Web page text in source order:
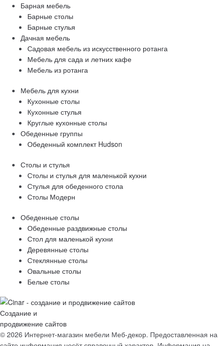
Барная мебель
Барные столы
Барные стулья
Дачная мебель
Садовая мебель из искусственного ротанга
Мебель для сада и летних кафе
Мебель из ротанга
Мебель для кухни
Кухонные столы
Кухонные стулья
Круглые кухонные столы
Обеденные группы
Обеденный комплект Hudson
Столы и стулья
Столы и стулья для маленькой кухни
Стулья для обеденного стола
Столы Модерн
Обеденные столы
Обеденные раздвижные столы
Стол для маленькой кухни
Деревянные столы
Стеклянные столы
Овальные столы
Белые столы
Создание и
продвижение сайтов
© 2026 Интернет-магазин мебели Меб-декор. Предоставленная на